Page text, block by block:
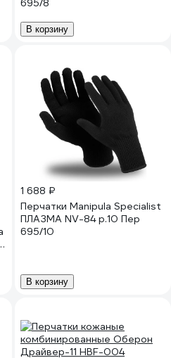
695/8
В корзину
1 688 ₽
Перчатки Manipula Specialist
ПЛАЗМА NV-84 р.10 Пер
695/10
В корзину